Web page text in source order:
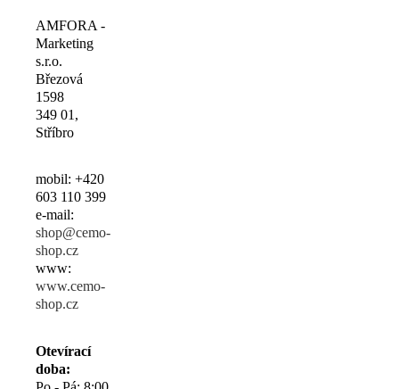
AMFORA -
Marketing
s.r.o.
Březová
1598
349 01,
Stříbro
mobil: +420
603 110 399
e-mail:
shop@cemo-
shop.cz
www:
www.cemo-
shop.cz
Otevírací
doba: